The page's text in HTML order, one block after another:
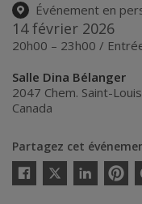
Événement en
14 février 2026
20h00 – 23h00 /
Salle Dina Bélanger
2047 Chem. Saint-
Canada
Partagez cet
Twitter